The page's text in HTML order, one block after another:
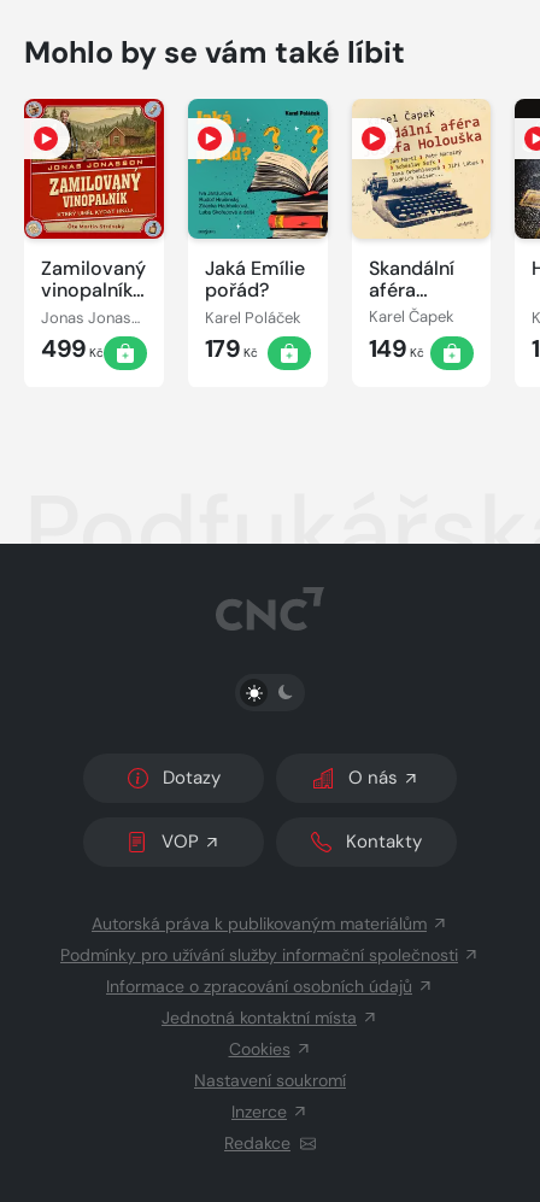
Mohlo by se vám také líbit
Zamilovaný
vinopalník,
který uměl
kydat hnůj
Jonas Jonasson
499 Kč
Jaká Emílie
pořád?
Karel Poláček
179 Kč
Skandální
aféra
Josefa
Holouška
Karel Čapek
149 Kč
PŘEPNOUT SVĚTLÝ/TMAVÝ REŽIM
Dotazy O nás
VOP Kontakty
Autorská práva k publikovaným materiálům
Podmínky pro užívání služby informační společnosti
Informace o zpracování osobních údajů
Jednotná kontaktní místa
Cookies
Nastavení soukromí
Inzerce
Redakce